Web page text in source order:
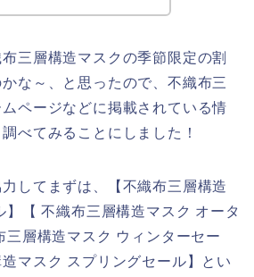
三層構造マスクの季節限定の割
な～、と思ったので、不織布三
ページなどに掲載されている情
べてみることにしました！
してまずは、【不織布三層構造
】【 不織布三層構造マスク オータ
三層構造マスク ウィンターセー
マスク スプリングセール】とい